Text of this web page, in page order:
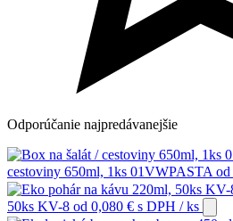
Odporúčanie najpredávanejšie
cestoviny 650ml, 1ks 01VWPASTA od
50ks KV-8 od 0,080 € s DPH / ks